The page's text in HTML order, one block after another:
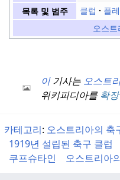
목록 및 범주
클럽 플
오스
이기사는 오스트
위키피디아를 확장
카테고리: 오스트리아의 축
1919년 설립된 축구 클럽
쿠프슈타인
오스트리아